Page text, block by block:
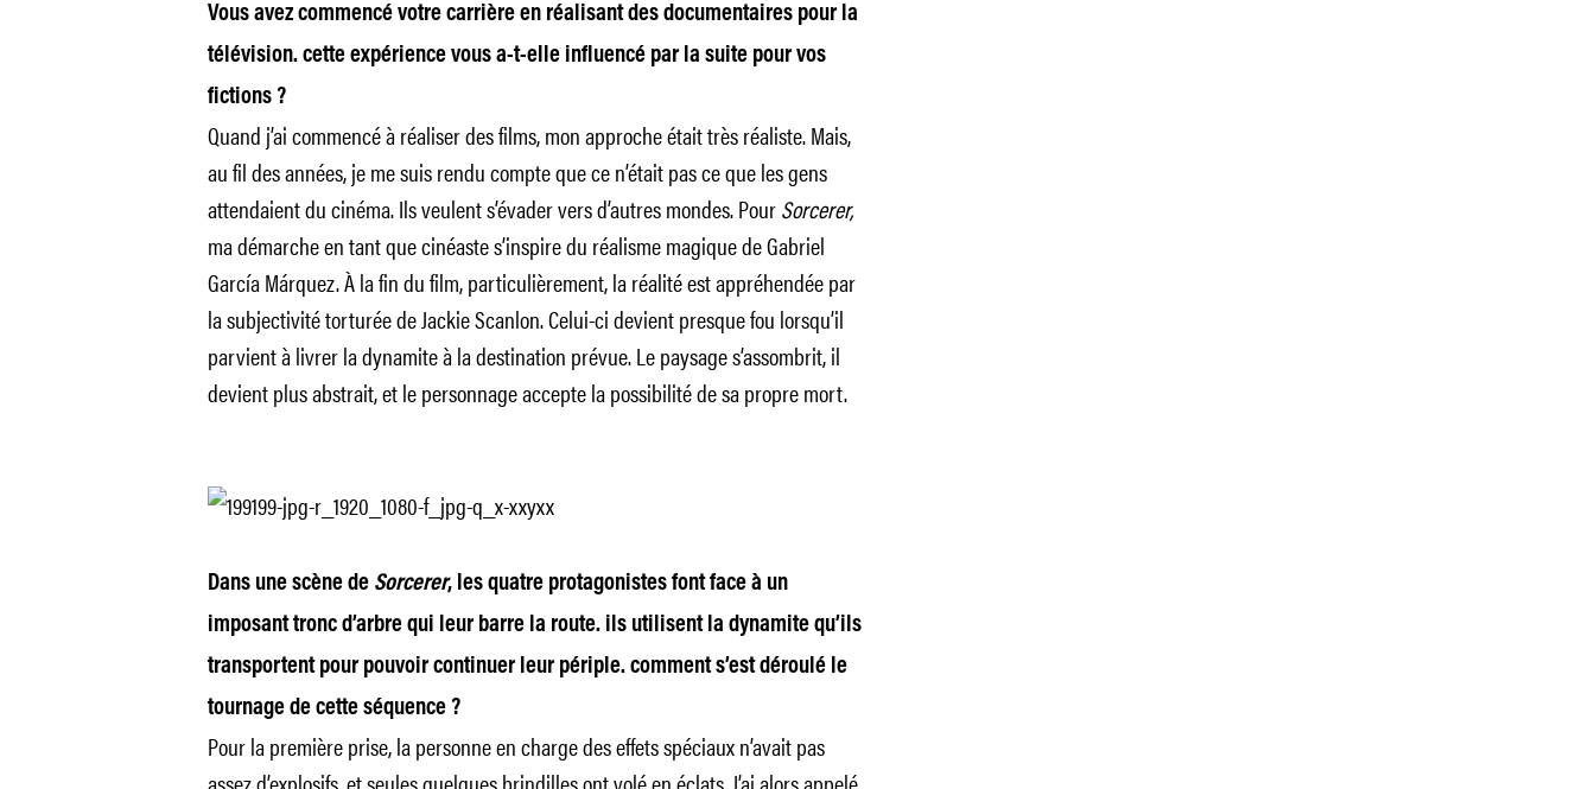
Vous avez commencé votre carrière en réalisant des documentaires pour la
télévision. cette expérience vous a-t-elle influencé par la suite pour vos
fictions ?
Quand j’ai commencé à réaliser des films, mon approche était très réaliste. Mais,
au fil des années, je me suis rendu compte que ce n’était pas ce que les gens
attendaient du cinéma. Ils veulent s’évader vers d’autres mondes. PourSorcerer,
ma démarche en tant que cinéaste s’inspire du réalisme magique de Gabriel
García Márquez. À la fin du film, particulièrement, la réalité est appréhendée par
la subjectivité torturée de Jackie Scanlon. Celui-ci devient presque fou lorsqu’il
parvient à livrer la dynamite à la destination prévue. Le paysage s’assombrit, il
devient plus abstrait, et le personnage accepte la possibilité de sa propre mort.
Dans une scène deSorcerer, les quatre protagonistes font face à un
imposant tronc d’arbre qui leur barre la route. ils utilisent la dynamite qu’ils
transportent pour pouvoir continuer leur périple. comment s’est déroulé le
tournage de cette séquence ?
Pour la première prise, la personne en charge des effets spéciaux n’avait pas